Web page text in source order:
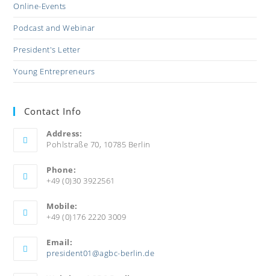
Online-Events
Podcast and Webinar
President's Letter
Young Entrepreneurs
Contact Info
Address:
Pohlstraße 70, 10785 Berlin
Phone:
+49 (0)30 3922561
Mobile:
+49 (0)176 2220 3009
Email:
president01@agbc-berlin.de